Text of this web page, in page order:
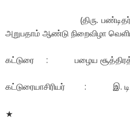
(திரு. பண்டிதர் கா.
அறுபதாம் ஆண்டு நிறைவிழா
கட்டுரை : பழைய
கட்டுரையாசிரியர் : இ. டி.
★